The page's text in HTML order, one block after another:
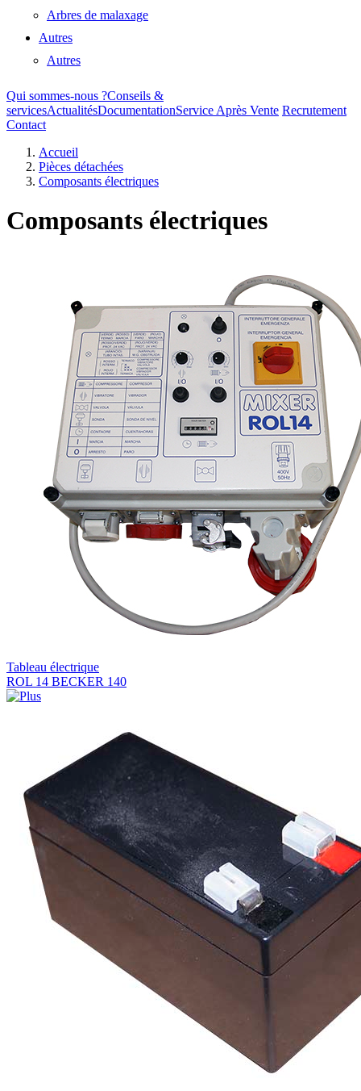
Arbres de malaxage
Autres
Autres
Qui sommes-nous ?Conseils &
servicesActualitésDocumentationService Après Vente Recrutement
Contact
Accueil
Pièces détachées
Composants électriques
Composants électriques
Tableau électrique
ROL 14 BECKER 140